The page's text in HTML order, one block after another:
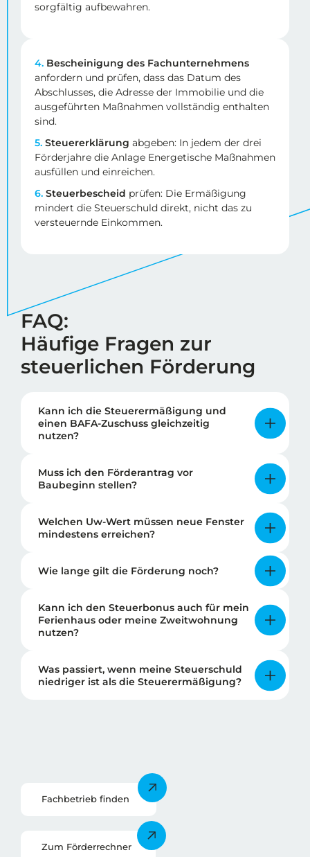
sorgfältig aufbewahren.
4. Bescheinigung des Fachunternehmens
anfordern und prüfen, dass das Datum des
Abschlusses, die Adresse der Immobilie und die
ausgeführten Maßnahmen vollständig enthalten
sind.
5. Steuererklärung abgeben: In jedem der drei
Förderjahre die Anlage Energetische Maßnahmen
ausfüllen und einreichen.
6. Steuerbescheid prüfen: Die Ermäßigung
mindert die Steuerschuld direkt, nicht das zu
versteuernde Einkommen.
FAQ:
Häufige Fragen zur
steuerlichen Förderung
Kann ich die Steuerermäßigung und
einen BAFA-Zuschuss gleichzeitig
nutzen?
Muss ich den Förderantrag vor
Baubeginn stellen?
Welchen Uw-Wert müssen neue Fenster
mindestens erreichen?
Wie lange gilt die Förderung noch?
Kann ich den Steuerbonus auch für mein
Ferienhaus oder meine Zweitwohnung
nutzen?
Was passiert, wenn meine Steuerschuld
niedriger ist als die Steuerermäßigung?
Fachbetrieb finden
Zum Förderrechner